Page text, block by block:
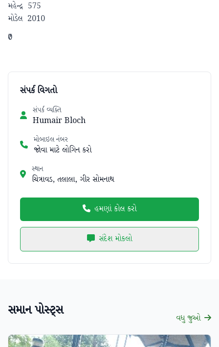
મહેન્દ્ર  575
મોડેલ  2010
₹0
સંપર્ક વિગતો
સંપર્ક વ્યક્તિ
Humair Bloch
મોબાઇલ નંબર
જોવા માટે લોગિન કરો
સ્થાન
ચિત્રાવડ, તલાલા, ગીર સોમનાથ
હમણાં કોલ કરો
સંદેશ મોકલો
સમાન પોસ્ટ્સ વધુ જુઓ